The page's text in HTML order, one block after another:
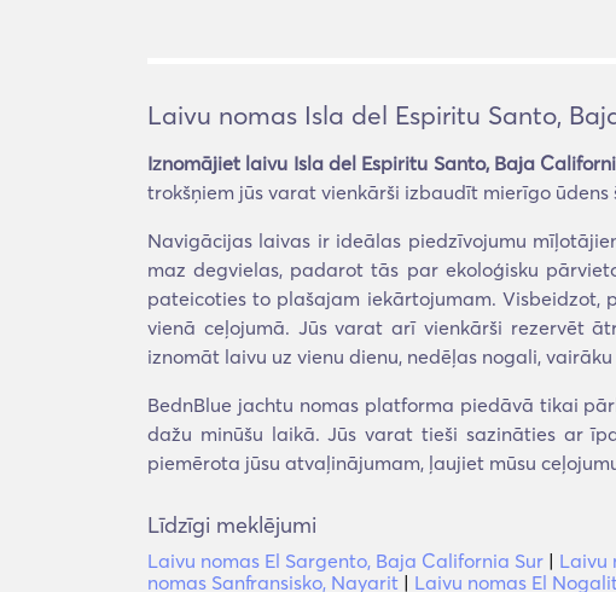
Laivu nomas Isla del Espiritu Santo,
Iznomājiet laivu Isla del Espiritu Santo, Baja
trokšņiem jūs varat vienkārši izbaudīt mierīgo ūdens
Navigācijas laivas ir ideālas piedzīvojumu
maz degvielas, padarot tās par ekoloģisku
pateicoties to plašajam iekārtojumam. Visbeidzot,
vienā ceļojumā. Jūs varat arī vienkārši rezervēt
iznomāt laivu uz vienu dienu, nedēļas nogali,
BednBlue jachtu nomas platforma piedāvā tikai
dažu minūšu laikā. Jūs varat tieši sazināties ar
piemērota jūsu atvaļinājumam, ļaujiet mūsu
Līdzīgi meklējumi
Laivu nomas El Sargento, Baja California Sur | Laivu
nomas Sanfransisko, Nayarit | Laivu nomas El